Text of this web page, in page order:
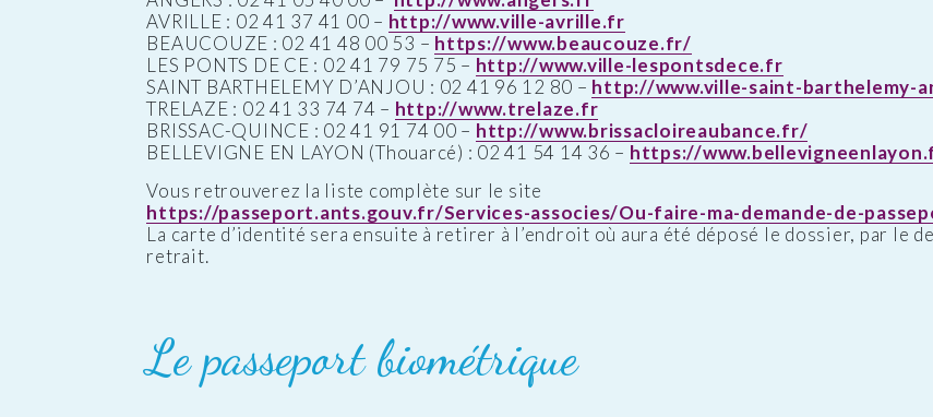
AVRILLE : 02 41 37 41 00 – http://www.ville-avrille.fr
BEAUCOUZE : 02 41 48 00 53 – https://www.beaucouze.fr/
LES PONTS DE CE : 02 41 79 75 75 – http://www.ville-lespontsdece.fr
SAINT BARTHELEMY D’ANJOU : 02 41 96 12 80 – http://www.ville-saint-barthelemy-
TRELAZE : 02 41 33 74 74 – http://www.trelaze.fr
BRISSAC-QUINCE : 02 41 91 74 00 – http://www.brissacloireaubance.fr/
BELLEVIGNE EN LAYON (Thouarcé) : 02 41 54 14 36 – https://
Vous retrouverez la liste complète sur le site
https://passeport.ants.gouv.fr/Services-associes/Ou-faire-ma-demande-de-
La carte d’identité sera ensuite à retirer à l’endroit où aura été déposé le dossier, par le
retrait.
Le passeport biométrique